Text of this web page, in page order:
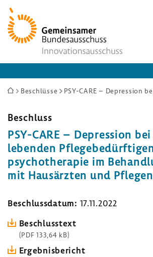
Zur
Startseite
Sie
hier:
Beschlüsse
Beschluss
PSY-​CARE – Depres­sion
lebenden
psy­cho­the­rapie im
mit Haus­ärzten und
Beschluss­datum: 17.11.2022
Beschluss­text
(PDF 133,64 kB)
Ergeb­nis­be­richt